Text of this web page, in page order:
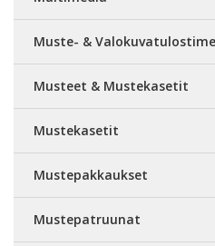
Muste- &
Musteet & Mustekasetit
Mustekasetit
Mustepakkaukset
Mustepatruunat